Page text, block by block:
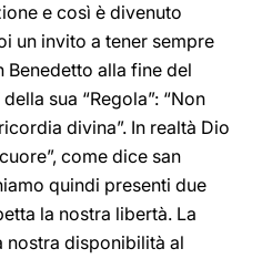
e così è divenuto
un invito a tener sempre
Benedetto alla fine del
sua “Regola”: “Non
divina”. In realtà Dio
come dice san
quindi presenti due
la nostra libertà. La
nostra disponibilità al